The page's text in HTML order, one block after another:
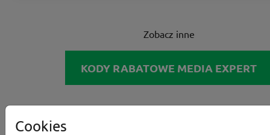
Zobacz inne
KODY RABATOWE MEDIA EXPERT
Cookies